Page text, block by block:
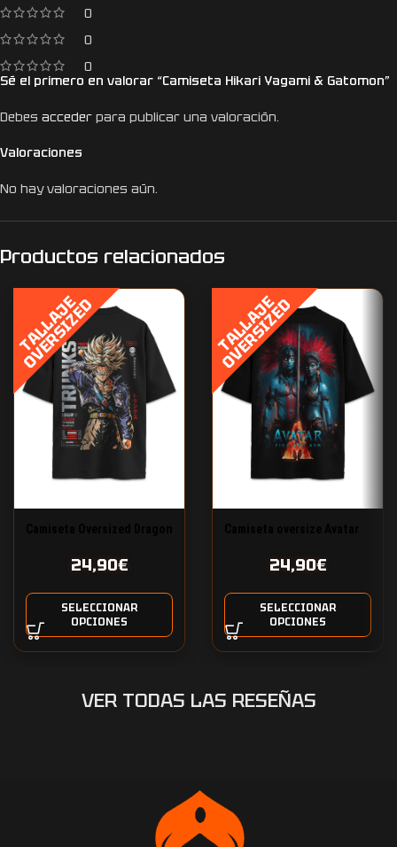
0
0
0
Valoraciones
No hay valoraciones aún.
Sé el primero en valorar “Camiseta Hikari Yagami & Gatomon”
Debes acceder para publicar una valoración.
Productos relacionados
24,90€
SELECCIONAR
OPCIONES
T
A
L
L
A
J
E
O
V
E
R
S
I
Z
E
D
24,90€
SELECCIONAR
OPCIONES
T
A
L
L
A
J
E
O
V
E
R
S
I
Z
E
D
VER TODAS LAS RESEÑAS